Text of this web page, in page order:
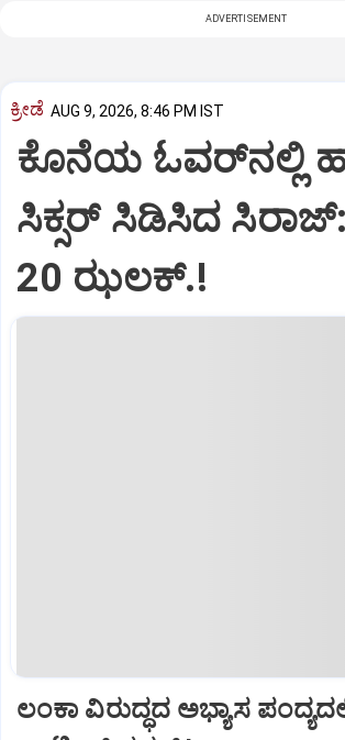
ADVERTISEMENT
ಕ್ರೀಡೆ AUG 9, 2026, 8:46 PM IST
ಕೊನೆಯ ಓವರ್‌ನಲ್ಲಿ
ಸಿಕ್ಸರ್‌ ಸಿಡಿಸಿದ ಸಿರಾಜ್:‌
20 ಝಲಕ್.!‌
ಲಂಕಾ ವಿರುದ್ಧದ ಅಭ್ಯಾಸ